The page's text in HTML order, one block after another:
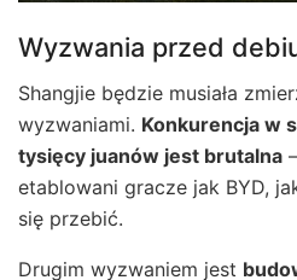
Wyzwania przed
Shangjie będzie musiała
wyzwaniami. Konkurencja w
tysięcy juanów jest brutalna
etablowani gracze jak BYD,
się przebić.
Drugim wyzwaniem jest